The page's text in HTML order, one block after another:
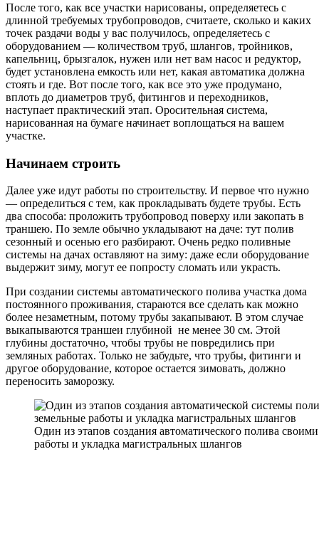
После того, как все участки нарисованы, определяетесь с
длинной требуемых трубопроводов, считаете, сколько и каких
точек раздачи воды у вас получилось, определяетесь с
оборудованием — количеством труб, шлангов, тройников,
капельниц, брызгалок, нужен или нет вам насос и редуктор,
будет установлена емкость или нет, какая автоматика должна
стоять и где. Вот после того, как все это уже продумано,
вплоть до диаметров труб, фитингов и переходников,
наступает практический этап. Оросительная система,
нарисованная на бумаге начинает воплощаться на вашем
участке.
Начинаем строить
Далее уже идут работы по строительству. И первое что нужно
— определиться с тем, как прокладывать будете трубы. Есть
два способа: проложить трубопровод поверху или закопать в
траншею. По земле обычно укладывают на даче: тут полив
сезонный и осенью его разбирают. Очень редко поливные
системы на дачах оставляют на зиму: даже если оборудование
выдержит зиму, могут ее попросту сломать или украсть.
При создании системы автоматического полива участка дома
постоянного проживания, стараются все сделать как можно
более незаметным, потому трубы закапывают. В этом случае
выкапываются траншеи глубиной не менее 30 см. Этой
глубины достаточно, чтобы трубы не повредились при
земляных работах. Только не забудьте, что трубы, фитинги и
другое оборудование, которое остается зимовать, должно
переносить заморозку.
Один из этапов создания автоматического полива
работы и укладка магистральных шлангов